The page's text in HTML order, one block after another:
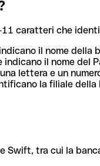
caratteri che
il nome della
il nome del
lettera e un
la filiale della
Swift, tra cui la